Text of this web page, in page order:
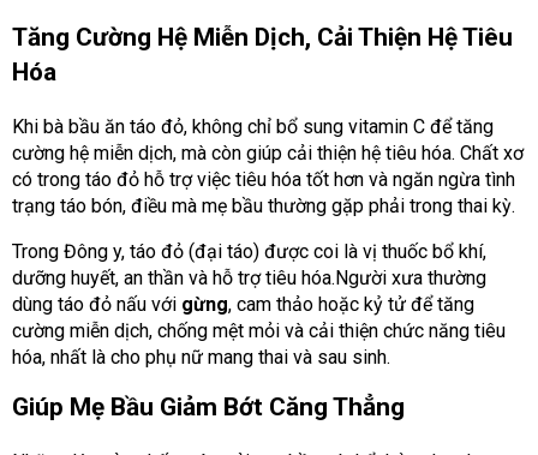
Tăng Cường Hệ Miễn Dịch, Cải Thiện Hệ Tiêu
Hóa
Khi bà bầu ăn táo đỏ, không chỉ bổ sung vitamin C để tăng
cường hệ miễn dịch, mà còn giúp cải thiện hệ tiêu hóa. Chất xơ
có trong táo đỏ hỗ trợ việc tiêu hóa tốt hơn và ngăn ngừa tình
trạng táo bón, điều mà mẹ bầu thường gặp phải trong thai kỳ.
Trong Đông y, táo đỏ (đại táo) được coi là vị thuốc bổ khí,
dưỡng huyết, an thần và hỗ trợ tiêu hóa.Người xưa thường
dùng táo đỏ nấu với gừng, cam thảo hoặc kỷ tử để tăng
cường miễn dịch, chống mệt mỏi và cải thiện chức năng tiêu
hóa, nhất là cho phụ nữ mang thai và sau sinh.
Giúp Mẹ Bầu Giảm Bớt Căng Thẳng